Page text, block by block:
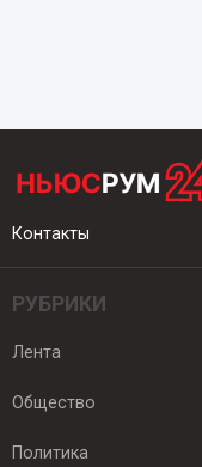
Контакты
РУБРИКИ
Лента
Общество
Политика